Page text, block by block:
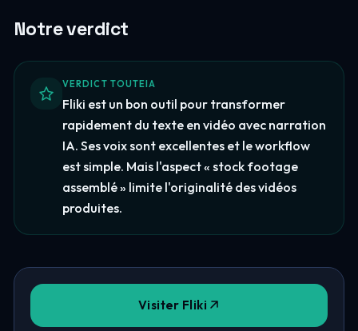
Notre verdict
VERDICT TOUTEIA
Fliki est un bon outil pour transformer
rapidement du texte en vidéo avec narration
IA. Ses voix sont excellentes et le workflow
est simple. Mais l'aspect « stock footage
assemblé » limite l'originalité des vidéos
produites.
Visiter Fliki